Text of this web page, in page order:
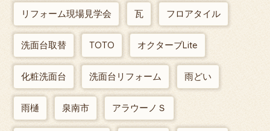
リフォーム現場見学会 瓦 フロアタイル
洗面台取替 TOTO オクターブLite
化粧洗面台 洗面台リフォーム 雨どい
雨樋 泉南市 アラウーノＳ